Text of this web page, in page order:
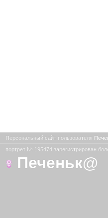
Персональный сайт пользователя
портрет № 195474 зарегистрирован
Печеньк@